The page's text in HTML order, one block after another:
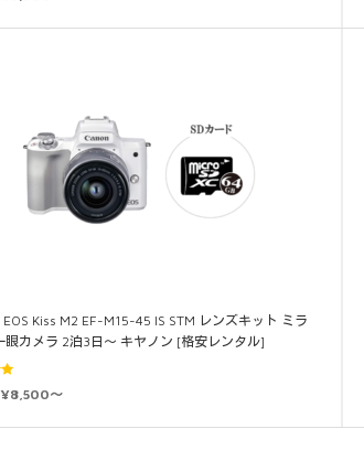
EOS Kiss M2 EF-M15-45 IS STM レンズキット ミラ
眼カメラ 2泊3日～ キヤノン [格安レンタル]
¥8,500～